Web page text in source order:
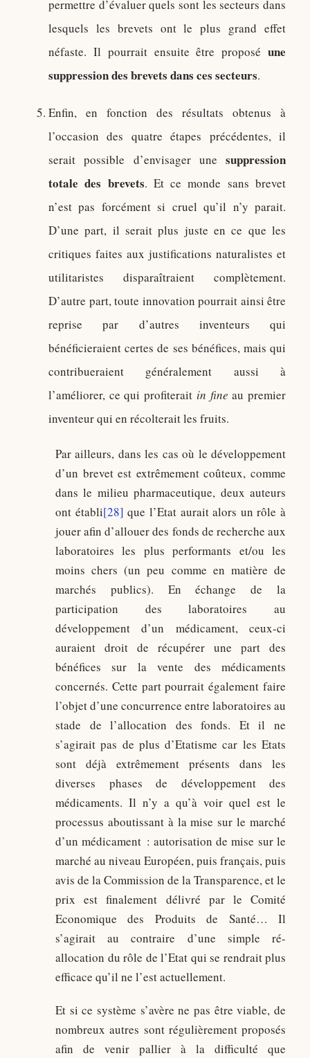
permettre d’évaluer quels sont les secteurs dans
lesquels les brevets ont le plus grand effet
néfaste. Il pourrait ensuite être proposé une
suppression des brevets dans ces secteurs.
Enfin, en fonction des résultats obtenus à
l’occasion des quatre étapes précédentes, il
serait possible d’envisager une suppression
totale des brevets. Et ce monde sans brevet
n’est pas forcément si cruel qu’il n’y parait.
D’une part, il serait plus juste en ce que les
critiques faites aux justifications naturalistes et
utilitaristes disparaîtraient complètement.
D’autre part, toute innovation pourrait ainsi être
reprise par d’autres inventeurs qui
bénéficieraient certes de ses bénéfices, mais qui
contribueraient généralement aussi à
l’améliorer, ce qui profiterait in fine au premier
inventeur qui en récolterait les fruits.
Par ailleurs, dans les cas où le développement
d’un brevet est extrêmement coûteux, comme
dans le milieu pharmaceutique, deux auteurs
ont établi[28] que l’Etat aurait alors un rôle à
jouer afin d’allouer des fonds de recherche aux
laboratoires les plus performants et/ou les
moins chers (un peu comme en matière de
marchés publics). En échange de la
participation des laboratoires au
développement d’un médicament, ceux-ci
auraient droit de récupérer une part des
bénéfices sur la vente des médicaments
concernés. Cette part pourrait également faire
l’objet d’une concurrence entre laboratoires au
stade de l’allocation des fonds. Et il ne
s’agirait pas de plus d’Etatisme car les Etats
sont déjà extrêmement présents dans les
diverses phases de développement des
médicaments. Il n’y a qu’à voir quel est le
processus aboutissant à la mise sur le marché
d’un médicament : autorisation de mise sur le
marché au niveau Européen, puis français, puis
avis de la Commission de la Transparence, et le
prix est finalement délivré par le Comité
Economique des Produits de Santé… Il
s’agirait au contraire d’une simple ré-
allocation du rôle de l’Etat qui se rendrait plus
efficace qu’il ne l’est actuellement.
Et si ce système s’avère ne pas être viable, de
nombreux autres sont régulièrement proposés
afin de venir pallier à la difficulté que